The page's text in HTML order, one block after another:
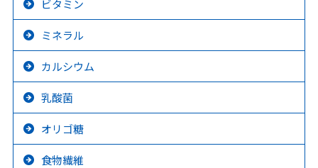
ビタミン
ミネラル
カルシウム
乳酸菌
オリゴ糖
食物繊維